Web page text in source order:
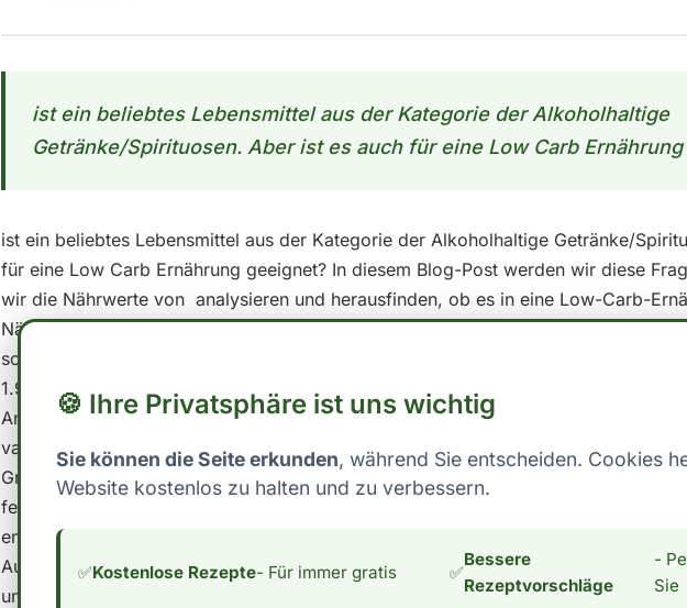
ist ein beliebtes Lebensmittel aus der Kategorie der Alkoholhaltige
Getränke/Spirituosen. Aber ist es auch für eine Low Carb
ist ein beliebtes Lebensmittel aus der Kategorie der Alkoholhaltige Getränke/
für eine Low Carb Ernährung geeignet? In diesem Blog-Post werden wir diese
wir die Nährwerte von analysieren und herausfinden, ob es in eine Low-Carb-
Nährwerte von : Kohlenhydrate unter der Lupe Um festzustellen, ob als Low Carb
sollten wir uns zunächst die Nährwerte pro 100 ml ansehen: - Kalorien: 228 - Fett:
1.9 - Protein: 0.0 In der Regel wird ein Lebensmittel als Low Carb betrachtet, wenn
Anteil an Kohlenhydraten im Verhältnis zu den anderen Makronährstoffen hat. Die
variiert je nach individuellen Bedürfnissen und Zielen, aber im Allgemeinen liegt
Gramm Kohlenhydrate pro Tag. Was dies für einzelne Lebensmittel bedeutet, lässt
festlegen. Es ist insbesondere wichtig, die Gesamtkohlenhydrataufnahme im Auge
entsprechend anzupassen, um innerhalb der individuellen Kohlenhydratgrenzen zu
Auswahl von Lebensmitteln für eine Low-Carb-Ernährung solltest du daher vor
und stark verarbeitete Lebensmittel verzichten und stattdessen auf Vollwertkost
🍪 Ihre Privatsphäre ist uns wichtig
Sie können die Seite erkunden, während Sie entscheiden. Cookies
Website kostenlos zu halten und zu verbessern.
✅Kostenlose Rezepte- Für immer gratis ✅
Bessere
Rezeptvorschläge
-
Sie